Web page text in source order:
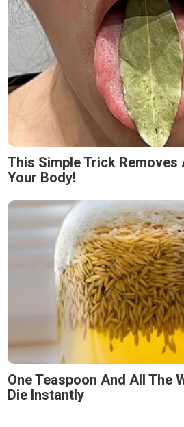
This Simple Trick Removes
Your Body!
One Teaspoon And All The
Die Instantly